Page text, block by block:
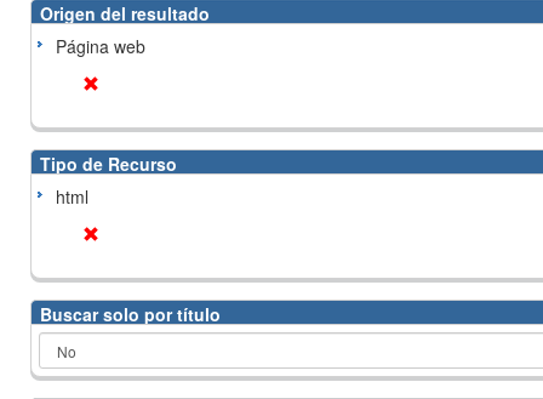
Origen del resultado
Página web
Tipo de Recurso
html
Buscar solo por título